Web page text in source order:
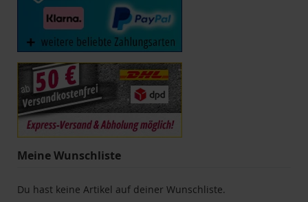
Meine Wunschliste
Du hast keine Artikel auf deiner Wunschliste.